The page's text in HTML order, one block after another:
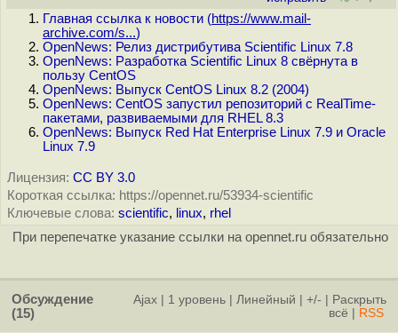
Главная ссылка к новости (https://www.mail-
archive.com/s...)
OpenNews: Релиз дистрибутива Scientific Linux 7.8
OpenNews: Разработка Scientific Linux 8 свёрнута в
пользу CentOS
OpenNews: Выпуск CentOS Linux 8.2 (2004)
OpenNews: CentOS запустил репозиторий с RealTime-
пакетами, развиваемыми для RHEL 8.3
OpenNews: Выпуск Red Hat Enterprise Linux 7.9 и Oracle
Linux 7.9
Лицензия: CC BY 3.0
Короткая ссылка: https://opennet.ru/53934-scientific
Ключевые слова: scientific, linux, rhel
При перепечатке указание ссылки на opennet.ru обязательно
Обсуждение
(15)
Ajax 1 уровень Линейный +/-
Раскрыть
всё
RSS